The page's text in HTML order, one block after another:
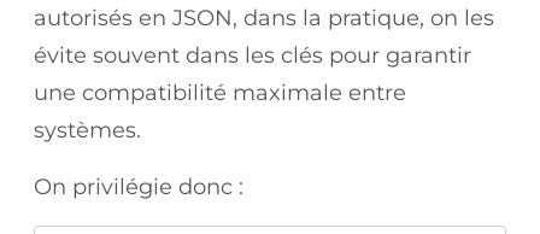
autorisés en JSON, dans la pratique, on les
évite souvent dans les clés pour garantir
une compatibilité maximale entre
systèmes.
On privilégie donc :